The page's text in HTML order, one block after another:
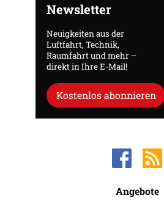
Newsletter
Neuigkeiten aus der
Luftfahrt, Technik,
Raumfahrt und mehr –
direkt in Ihre E-Mail!
Kostenlos abonnieren
Angebote